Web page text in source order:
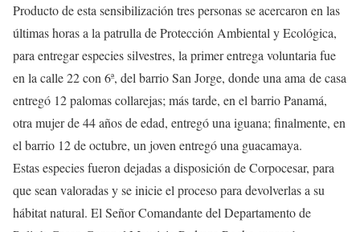
Producto de esta sensibilización tres personas se acercaron en las
últimas horas a la patrulla de Protección Ambiental y Ecológica,
para entregar especies silvestres, la primer entrega voluntaria fue
en la calle 22 con 6ª, del barrio San Jorge, donde una ama de casa
entregó 12 palomas collarejas; más tarde, en el barrio Panamá,
otra mujer de 44 años de edad, entregó una iguana; finalmente, en
el barrio 12 de octubre, un joven entregó una guacamaya.
Estas especies fueron dejadas a disposición de Corpocesar, para
que sean valoradas y se inicie el proceso para devolverlas a su
hábitat natural. El Señor Comandante del Departamento de